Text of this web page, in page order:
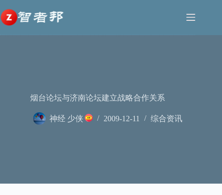
至
内
容
烟台论坛与济南论坛建立战略合作关系
神经 少侠 2009-12-11 综合资讯